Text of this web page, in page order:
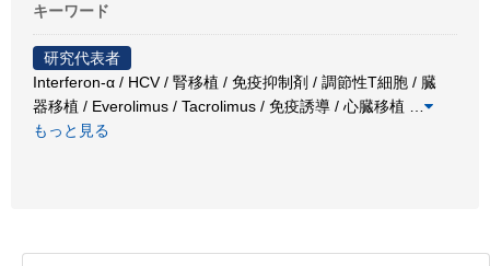
キーワード
研究代表者
Interferon-α / HCV / 腎移植 / 免疫抑制剤 / 調節性T細胞 / 臓
器移植 / Everolimus / Tacrolimus / 免疫誘導 / 心臓移植
もっと見る